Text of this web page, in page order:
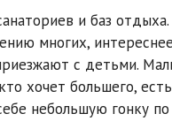
и баз
многих,
с детьми.
хочет большего,
небольшую гонку